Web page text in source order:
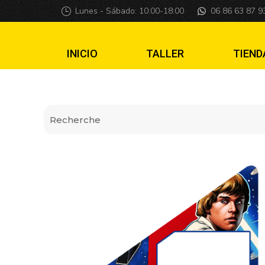
Insider premium
Lunes - Sábado: 10:00-18:00 06 86 63 87
INICIO TALLER